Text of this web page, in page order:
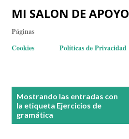
MI SALON DE APOYO
Páginas
Cookies
Políticas de Privacidad
Mostrando las entradas con
la etiqueta Ejercicios de
gramática